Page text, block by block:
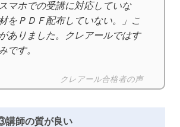
マホでの受講に対応していな
をＰＤＦ配布していない。」こ
ありました。クレアールではす
です。
クレアール合格者の声
講師の質が良い